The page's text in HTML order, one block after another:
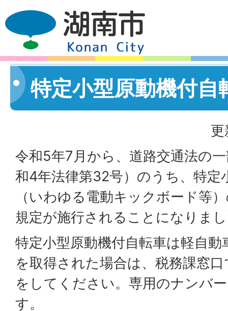
特定小型原動機付自
令和5年7月から、道路交通法の
和4年法律第32号）のうち、特定
（いわゆる電動キックボード等
規定が施行されることになりま
特定小型原動機付自転車は軽自
を取得された場合は、税務課窓
をしてください。専用のナンバ
す。